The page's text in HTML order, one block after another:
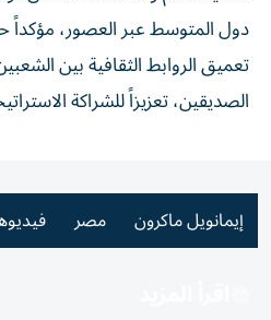
دول المتوسط عبر العصور،
تعميق الروابط الثقافية بين
الصديقين، تعزيزاً للشراكة
إيمانويل ماكرون مصر